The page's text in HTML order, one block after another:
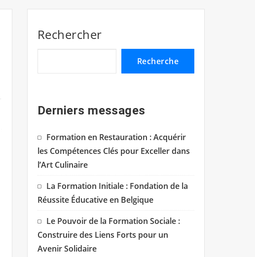
Rechercher
Recherche
Derniers messages
Formation en Restauration : Acquérir
les Compétences Clés pour Exceller dans
l’Art Culinaire
La Formation Initiale : Fondation de la
Réussite Éducative en Belgique
Le Pouvoir de la Formation Sociale :
Construire des Liens Forts pour un
Avenir Solidaire